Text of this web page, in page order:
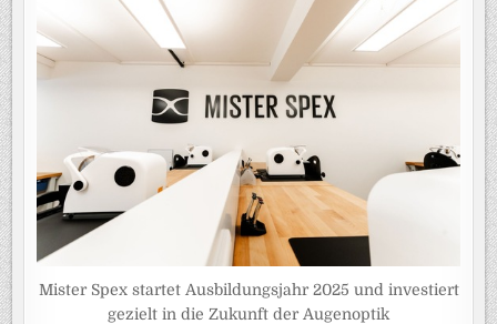
Mister Spex startet Ausbildungsjahr 2025 und investiert
gezielt in die Zukunft der Augenoptik